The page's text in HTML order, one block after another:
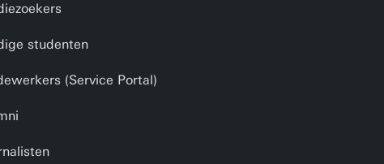
studenten
(Service Portal)